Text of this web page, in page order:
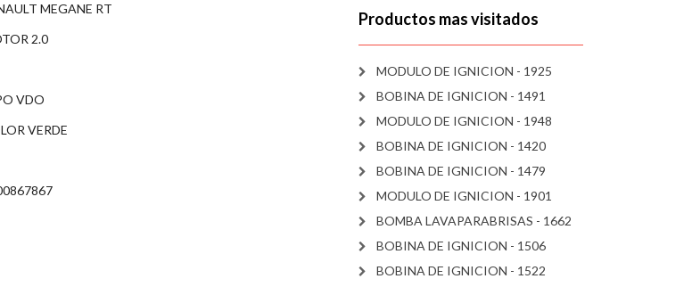
MEGANE RT
2.0
VDO
VERDE
Productos mas visitados
MODULO DE IGNICION - 1925
BOBINA DE IGNICION - 1491
MODULO DE IGNICION - 1948
BOBINA DE IGNICION - 1420
BOBINA DE IGNICION - 1479
MODULO DE IGNICION - 1901
BOMBA LAVAPARABRISAS - 1662
BOBINA DE IGNICION - 1506
BOBINA DE IGNICION - 1522